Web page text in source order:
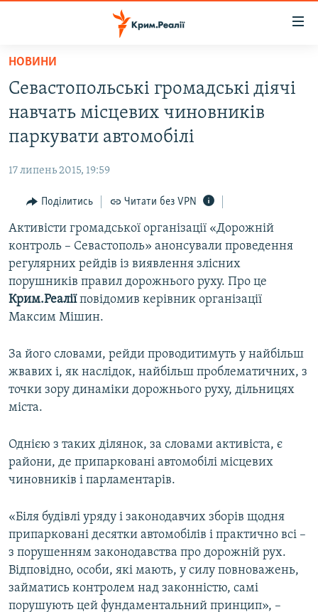
Перейти
основного
матеріалу
до
основної
Перейти
пошуку
БЛОГИ
ПОГЛЯД
ІНТЕРВ'Ю
ВСЕ ЗА ДЕНЬ
СПЕЦПРОЕКТИ
ДЕПОРТАЦІЯ
СВІДЧЕННЯ ОКУПАЦІЇ
УКРАЇНСЬКА ПРОБЛЕМА КРИМУ
ІНФОГРАФІКА
ЯК ОБІЙТИ БЛОКУВАННЯ
Qırımtatar
ДОЛУЧАЙСЯ!
Усі сайти RFE/RL
НОВИНИ
Севастопольські громадські діячі
навчать місцевих чиновників
паркувати автомобілі
17 липень 2015, 19:59
Поділитись Читати без VPN
Активісти громадської організації «Дорожній
контроль – Севастополь» анонсували проведення
регулярних рейдів із виявлення злісних
порушників правил дорожнього руху. Про це
Крим.Реаліїповідомив керівник організації
Максим Мішин.
За його словами, рейди проводитимуть у найбільш
жвавих і, як наслідок, найбільш проблематичних, з
точки зору динаміки дорожнього руху, дільницях
міста.
Однією з таких ділянок, за словами активіста, є
райони, де припарковані автомобілі місцевих
чиновників і парламентарів.
«Біля будівлі уряду і законодавчих зборів щодня
припарковані десятки автомобілів і практично всі –
з порушенням законодавства про дорожній рух.
Відповідно, особи, які мають, у силу повноважень,
займатись контролем над законністю, самі
порушують цей фундаментальний принцип», –